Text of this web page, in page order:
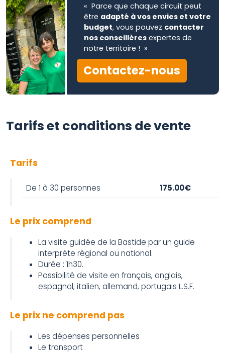
« Parce que chaque circuit peut
être adapté à vos envies et votre
budget, vous pouvez contacter
nos conseillères expertes de
notre territoire ! »
Contactez-nous
Tarifs et conditions de vente
Tarifs
De 1 à 30 personnes 175.00€
Le prix comprend
La visite guidée de la Bastide par un guide
interprète régional ou national.
Durée : 1h30.
Possibilité de visite en français, anglais,
espagnol, italien, allemand, portugais L.S.F.
Le prix ne comprend pas
Les dépenses personnelles
Le transport